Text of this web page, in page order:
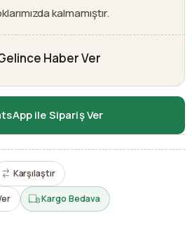
kalmamıştır.
Haber Ver
ile Sipariş Ver
Karşılaştır
Kargo Bedava